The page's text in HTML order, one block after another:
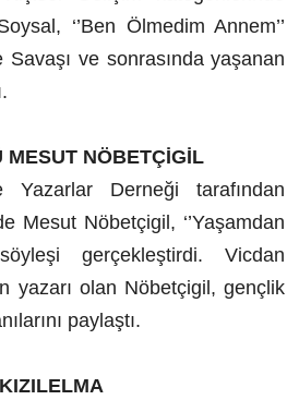
‘’Ben Ölmedim Annem’’
Savaşı ve sonrasında yaşanan
MESUT NÖBETÇİGİL
Derneği tarafından
Mesut Nöbetçigil, ‘’Yaşamdan
gerçekleştirdi. Vicdan
yazarı olan Nöbetçigil, gençlik
paylaştı.